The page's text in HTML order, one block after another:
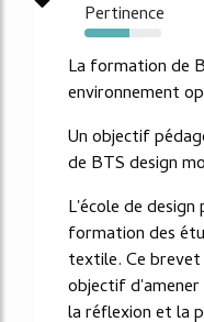
Pertinence
59%
La formation de
environnement
Un objectif
de BTS design
L'école de design
formation des
textile. Ce brevet
objectif
la réflexion et la